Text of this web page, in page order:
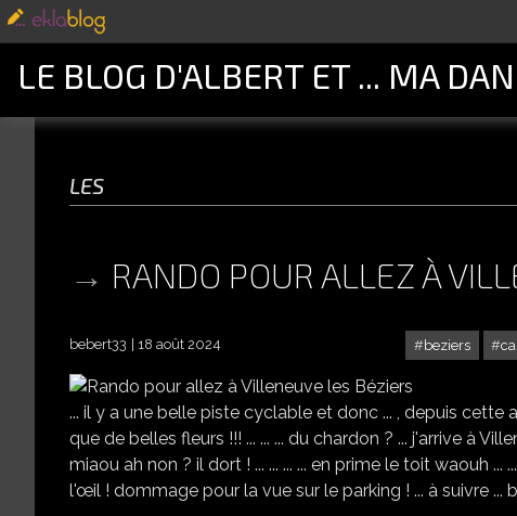
LE BLOG D'ALBERT ET ... MA
les
RANDO POUR ALLEZ À
beziers
bebert33 18 août 2024
... il y a une belle piste cyclable et donc ... , depuis cette
que de belles fleurs !!! ... ... ... du chardon ? ... j'arrive à
miaou ah non ? il dort ! ... ... ... ... en prime le toit waouh
l'œil ! dommage pour la vue sur le parking ! ... à suivre ...